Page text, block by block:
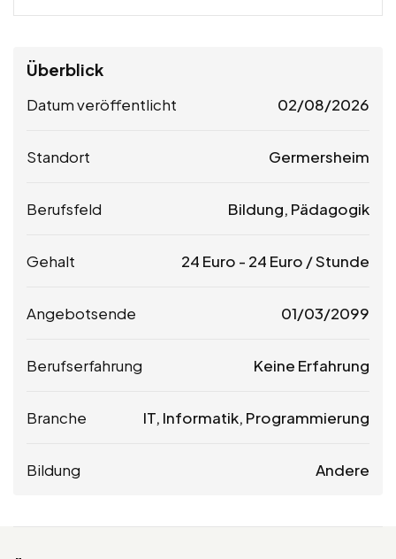
Überblick
Datum veröffentlicht 02/08/2026
Standort Germersheim
Berufsfeld Bildung, Pädagogik
Gehalt 24 Euro - 24 Euro / Stunde
Angebotsende 01/03/2099
Berufserfahrung Keine Erfahrung
Branche IT, Informatik, Programmierung
Bildung Andere